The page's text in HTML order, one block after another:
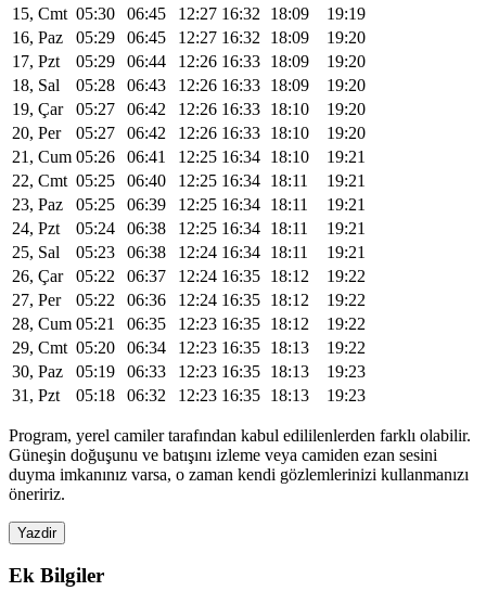
15, Cmt 05:30 06:45 12:27 16:32 18:09
19:19
16, Paz
05:29 06:45 12:27 16:32 18:09
19:20
17, Pzt
05:29 06:44 12:26 16:33 18:09
19:20
18, Sal
05:28 06:43 12:26 16:33 18:09
19:20
19, Çar
05:27 06:42 12:26 16:33 18:10
19:20
20, Per
05:27 06:42 12:26 16:33 18:10
19:20
21, Cum 05:26 06:41 12:25 16:34 18:10
19:21
22, Cmt 05:25 06:40 12:25 16:34 18:11
19:21
23, Paz
05:25 06:39 12:25 16:34 18:11
19:21
24, Pzt
05:24 06:38 12:25 16:34 18:11
19:21
25, Sal
05:23 06:38 12:24 16:34 18:11
19:21
26, Çar
05:22 06:37 12:24 16:35 18:12
19:22
27, Per
05:22 06:36 12:24 16:35 18:12
19:22
28, Cum 05:21 06:35 12:23 16:35 18:12
19:22
29, Cmt 05:20 06:34 12:23 16:35 18:13
19:22
30, Paz
05:19 06:33 12:23 16:35 18:13
19:23
31, Pzt
05:18 06:32 12:23 16:35 18:13 19:23
Program, yerel camiler tarafından kabul edililenlerden farklı olabilir.
Güneşin doğuşunu ve batışını izleme veya camiden ezan sesini
duyma imkanınız varsa, o zaman kendi gözlemlerinizi kullanmanızı
öneririz.
Yazdir
Ek Bilgiler